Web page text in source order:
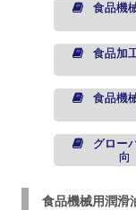
食品機
食品加
食品機
グロー
向
食品機械用潤滑